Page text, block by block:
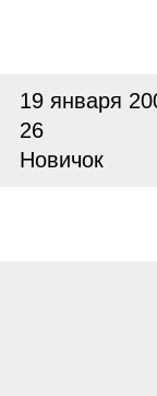
19 января
26
Новичок